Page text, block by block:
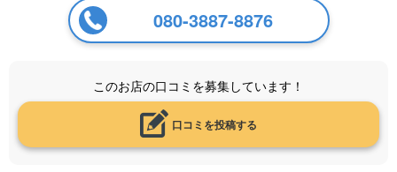
080-3887-8876
このお店の口コミを募集しています！
口コミを投稿する